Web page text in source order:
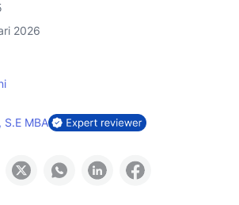
2026
S.E MBA